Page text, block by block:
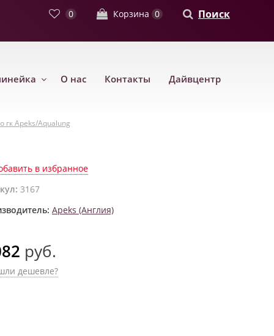
0 Корзина 0 Поиск
О нас Контакты Дайвцентр
гк Apeks/Aqualung
в избранное
3167
Apeks (Англия)
руб.
дешевле?